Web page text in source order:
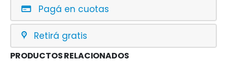
Pagá en cuotas
Retirá gratis
PRODUCTOS RELACIONADOS